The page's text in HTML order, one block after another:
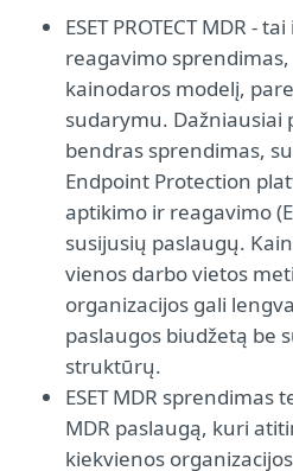
ESET PROTECT MDR -
reagavimo
kainodaros modelį,
sudarymu. Dažniausiai
bendras sprendimas,
Endpoint Protection
aptikimo ir reagavimo
susijusių paslaugų.
vienos darbo vietos
organizacijos gali
paslaugos biudžetą be
struktūrų.
ESET MDR sprendimas
MDR paslaugą, kuri
kiekvienos